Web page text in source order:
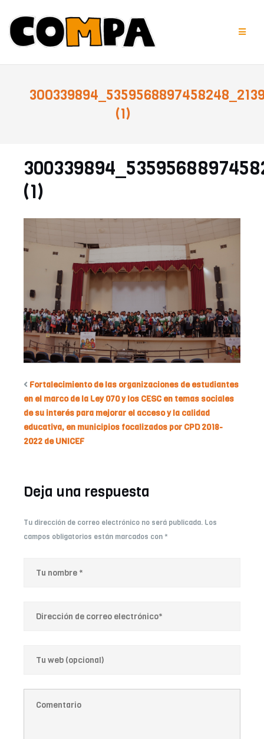
contenido
(1)
(1)
Fortalecimiento de las organizaciones de estudiantes
en el marco de la Ley 070 y los CESC en temas sociales
de su interés para mejorar el acceso y la calidad
educativa, en municipios focalizados por CPD 2018-
2022 de UNICEF
Deja una respuesta
Tu dirección de correo electrónico no será publicada. Los
campos obligatorios están marcados con*